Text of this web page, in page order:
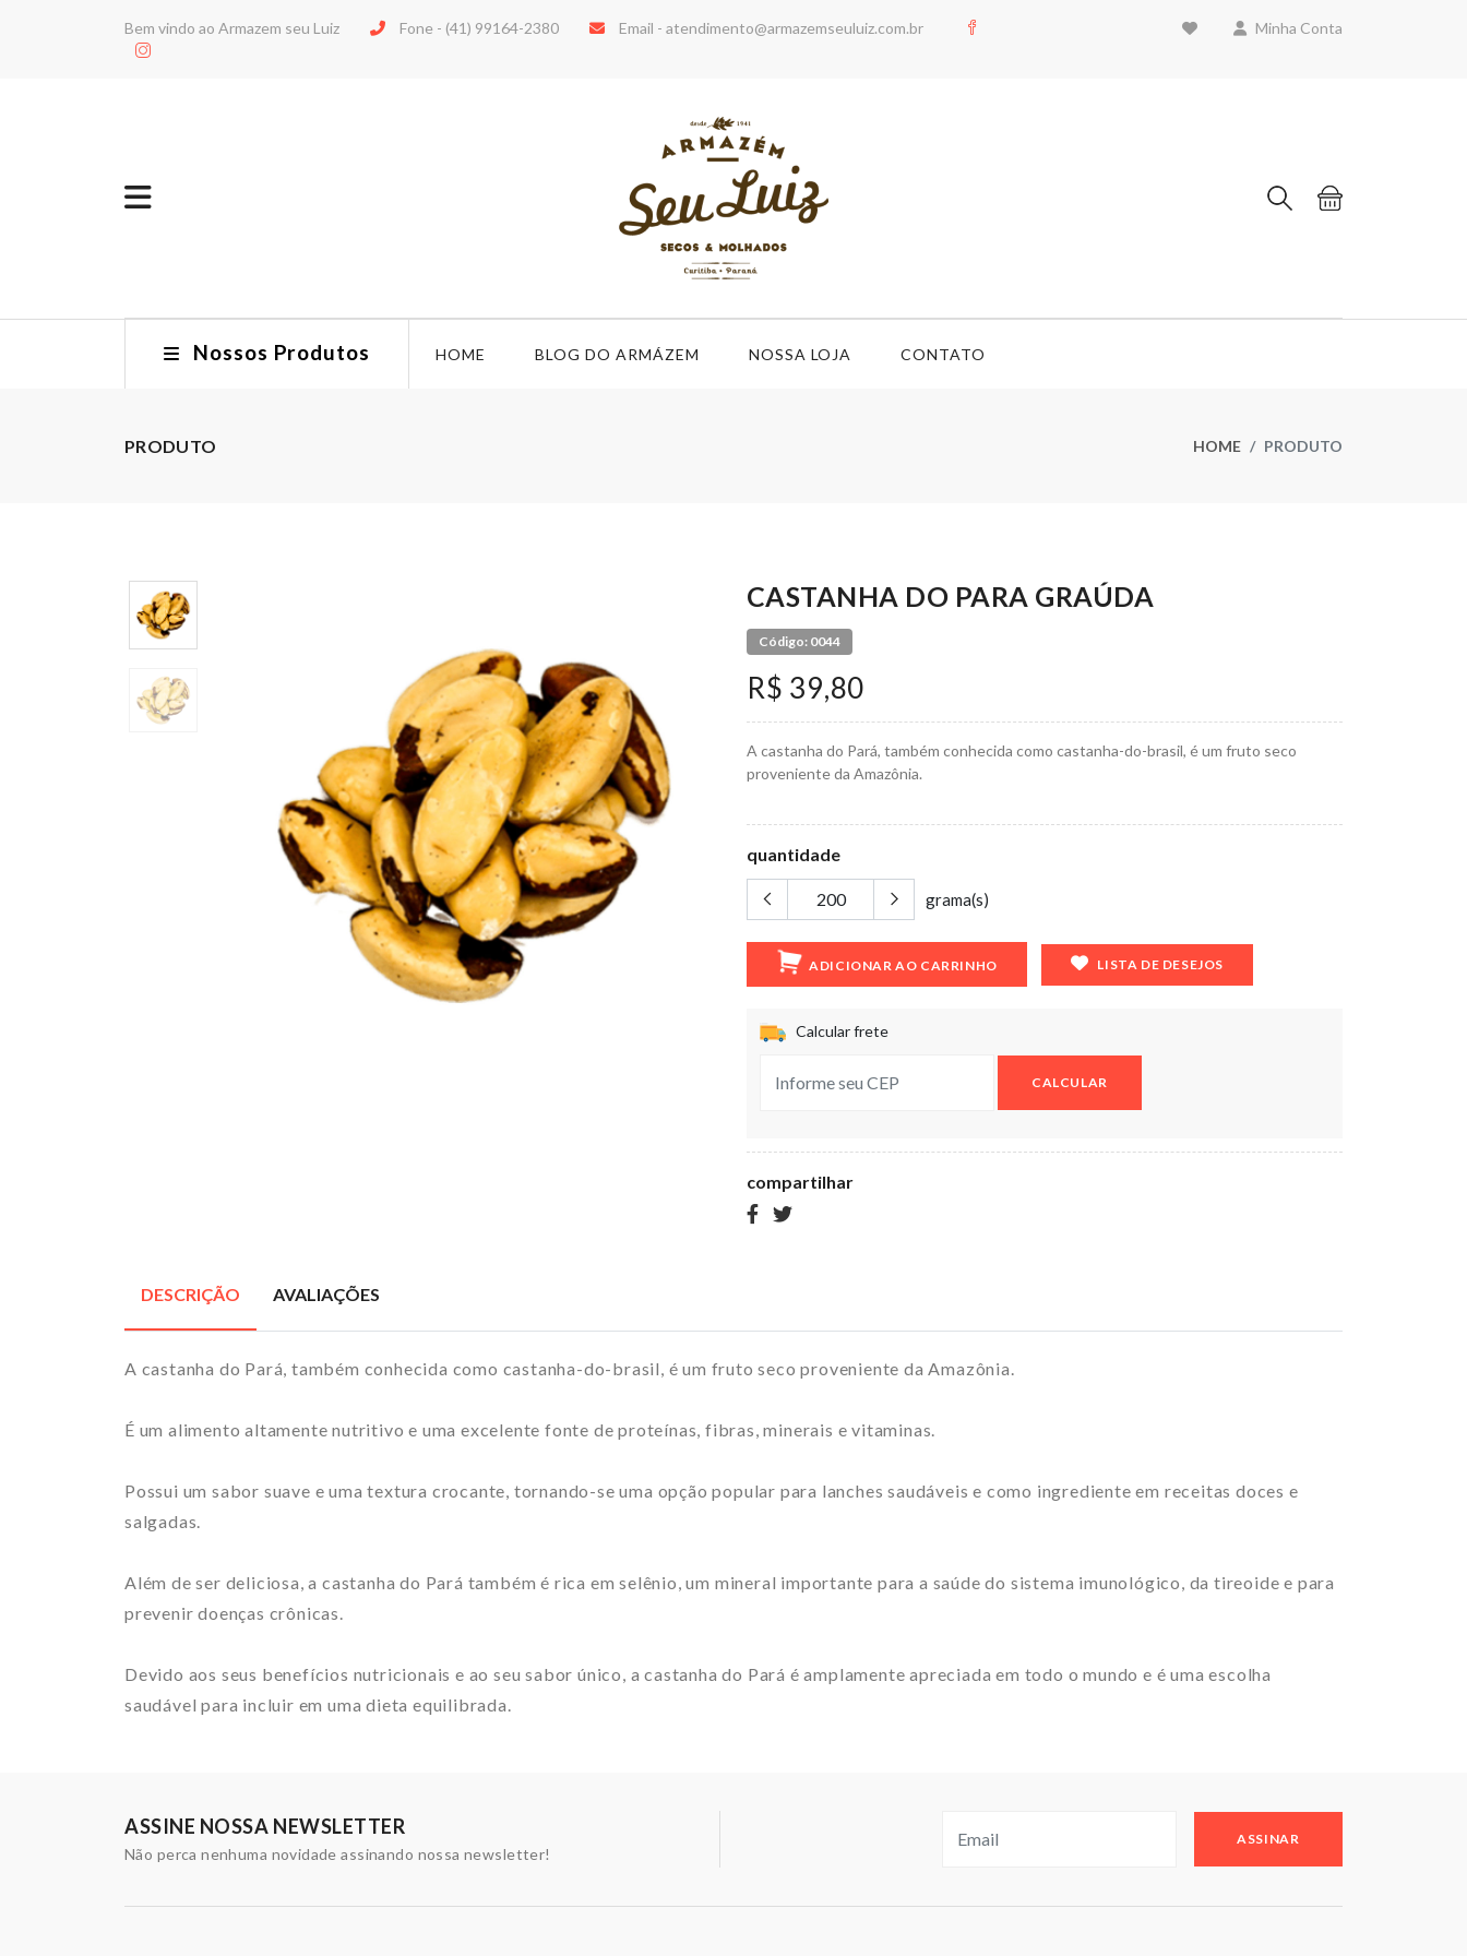
Bem vindo ao Armazem seu Luiz Fone - (41) 99164-2380 Email - atendimento@armazemseuluiz.com.br Minha Conta
Nossos Produtos HOME BLOG DO ARMÁZEM NOSSA LOJA CONTATO
PRODUTO HOME PRODUTO
CASTANHA DO PARA GRAÚDA
Código: 0044
R$ 39,80
A castanha do Pará, também conhecida como castanha-do-brasil, é um fruto seco
proveniente da Amazônia.
quantidade
grama(s)
ADICIONAR AO CARRINHO LISTA DE DESEJOS
Calcular frete
CALCULAR
compartilhar
DESCRIÇÃO AVALIAÇÕES
A castanha do Pará, também conhecida como castanha-do-brasil, é um fruto seco proveniente da Amazônia.
É um alimento altamente nutritivo e uma excelente fonte de proteínas, fibras, minerais e vitaminas.
Possui um sabor suave e uma textura crocante, tornando-se uma opção popular para lanches saudáveis e como ingrediente em receitas doces e
salgadas.
Além de ser deliciosa, a castanha do Pará também é rica em selênio, um mineral importante para a saúde do sistema imunológico, da tireoide e para
prevenir doenças crônicas.
Devido aos seus benefícios nutricionais e ao seu sabor único, a castanha do Pará é amplamente apreciada em todo o mundo e é uma escolha
saudável para incluir em uma dieta equilibrada.
ASSINE NOSSA NEWSLETTER
Não perca nenhuma novidade assinando nossa newsletter!
ASSINAR